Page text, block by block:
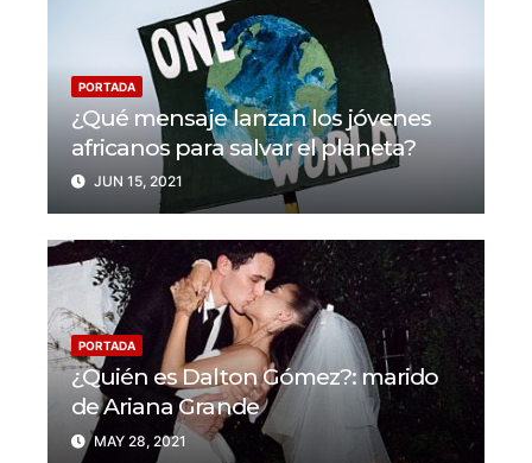
PORTADA
¿Qué mensaje lanzan los jóvenes
africanos para salvar el planeta?
JUN 15, 2021
PORTADA
¿Quién es Dalton Gómez?: marido
de Ariana Grande
MAY 28, 2021